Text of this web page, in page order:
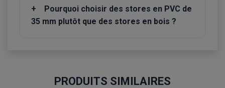
+
Pourquoi choisir des stores en PVC de
35 mm plutôt que des stores en bois ?
PRODUITS SIMILAIRES